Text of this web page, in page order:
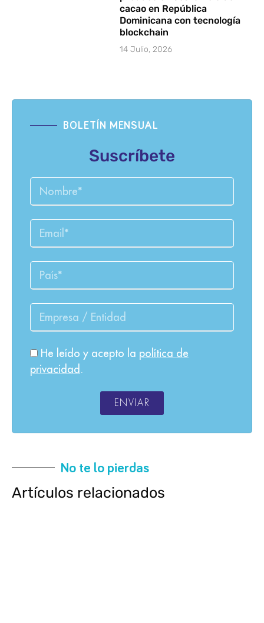
cacao en República
Dominicana con tecnología
blockchain
14 Julio, 2026
BOLETÍN MENSUAL
Suscríbete
He leído y acepto la política de
privacidad .
ENVIAR
No te lo pierdas
Artículos relacionados